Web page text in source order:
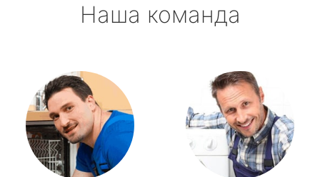
Наша команда